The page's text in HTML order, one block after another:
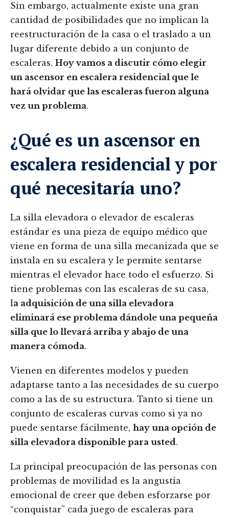
Sin embargo, actualmente existe una gran
cantidad de posibilidades que no implican la
reestructuración de la casa o el traslado a un
lugar diferente debido a un conjunto de
escaleras. Hoy vamos a discutir cómo elegir
un ascensor en escalera residencial que le
hará olvidar que las escaleras fueron alguna
vez un problema.
¿Qué es un ascensor en
escalera residencial y por
qué necesitaría uno?
La silla elevadora o elevador de escaleras
estándar es una pieza de equipo médico que
viene en forma de una silla mecanizada que se
instala en su escalera y le permite sentarse
mientras el elevador hace todo el esfuerzo. Si
tiene problemas con las escaleras de su casa,
la adquisición de una silla elevadora
eliminará ese problema dándole una pequeña
silla que lo llevará arriba y abajo de una
manera cómoda.
Vienen en diferentes modelos y pueden
adaptarse tanto a las necesidades de su cuerpo
como a las de su estructura. Tanto si tiene un
conjunto de escaleras curvas como si ya no
puede sentarse fácilmente, hay una opción de
silla elevadora disponible para usted.
La principal preocupación de las personas con
problemas de movilidad es la angustia
emocional de creer que deben esforzarse por
“conquistar” cada juego de escaleras para